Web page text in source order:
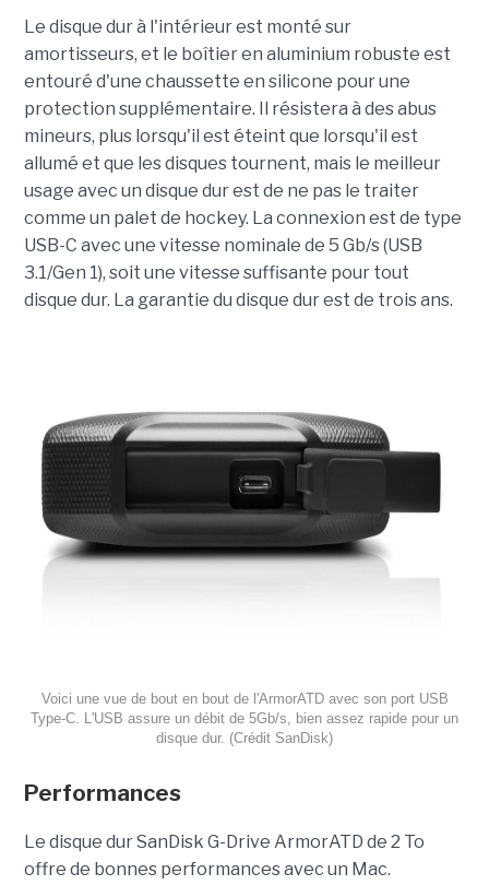
Le disque dur à l'intérieur est monté sur
amortisseurs, et le boîtier en aluminium robuste est
entouré d'une chaussette en silicone pour une
protection supplémentaire. Il résistera à des abus
mineurs, plus lorsqu'il est éteint que lorsqu'il est
allumé et que les disques tournent, mais le meilleur
usage avec un disque dur est de ne pas le traiter
comme un palet de hockey. La connexion est de type
USB-C avec une vitesse nominale de 5 Gb/s (USB
3.1/Gen 1), soit une vitesse suffisante pour tout
disque dur. La garantie du disque dur est de trois ans.
Voici une vue de bout en bout de l'ArmorATD avec son port USB
Type-C. L'USB assure un débit de 5Gb/s, bien assez rapide pour un
disque dur. (Crédit SanDisk)
Performances
Le disque dur SanDisk G-Drive ArmorATD de 2 To
offre de bonnes performances avec un Mac.